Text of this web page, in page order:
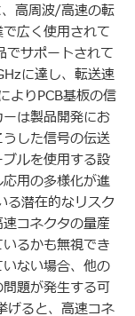
高周波/高速の転
広く使用されて
でサポートされて
に達し、転送速
よりPCB基板の信
は製品開発にお
した信号の伝送
ルを使用する設
用の多様化が進
る潜在的なリスク
コネクタの量産
るかも無視でき
ない場合、他の
題が発生する可
げると、高速コネ